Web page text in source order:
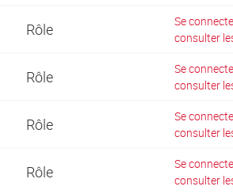
Rôle
Se
consulter
Rôle
Se
consulter
Rôle
Se
consulter
Rôle
Se
consulter